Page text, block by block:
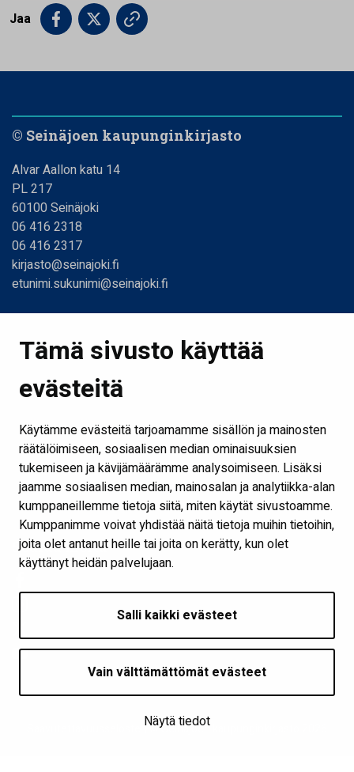
Tämä sivusto käyttää
evästeitä
Käytämme evästeitä tarjoamamme sisällön ja mainosten
räätälöimiseen, sosiaalisen median ominaisuuksien
tukemiseen ja kävijämäärämme analysoimiseen. Lisäksi
jaamme sosiaalisen median, mainosalan ja analytiikka-alan
kumppaneillemme tietoja siitä, miten käytät sivustoamme.
Kumppanimme voivat yhdistää näitä tietoja muihin tietoihin,
joita olet antanut heille tai joita on kerätty, kun olet
käyttänyt heidän palvelujaan.
Salli kaikki evästeet
Vain välttämättömät evästeet
Näytä tiedot
Jaa
© Seinäjoen kaupunginkirjasto
Alvar Aallon katu 14
PL 217
60100 Seinäjoki
06 416 2318
06 416 2317
kirjasto@seinajoki.fi
etunimi.sukunimi@seinajoki.fi
Kirjastot ja aukioloajat
Ota yhteyttä
Verkkokirjasto
Kaikki kirjaston some-kanavat
Näytä evästeasetukseni
Seuraa meitä
| © Seinäjoen kaupunginkirjasto 2026